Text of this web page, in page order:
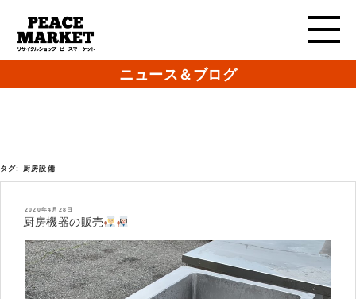
ニュース＆ブログ
タグ: 厨房設備
投
稿
日:
2020年4月28日
厨房機器の販売